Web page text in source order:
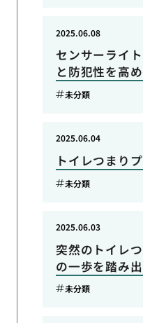
センサーライ
と防犯性を高
2025.06.08
未分類
トイレつまり
2025.06.04
未分類
突然のトイレ
の一歩を踏み
2025.06.03
未分類